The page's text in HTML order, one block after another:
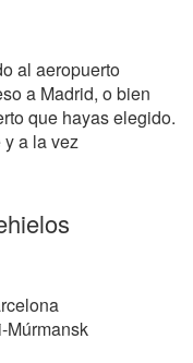
al aeropuerto
a Madrid, o bien
que hayas elegido.
a la vez
Múrmansk